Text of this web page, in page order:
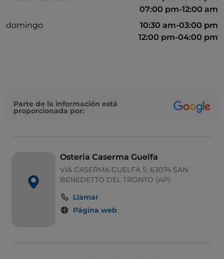
07:00 pm-12:00 am
domingo
10:30 am-03:00 pm
12:00 pm-04:00 pm
Parte de la información está
proporcionada por:
Osteria Caserma Guelfa
VIA CASERMA GUELFA 5, 63074 SAN
BENEDETTO DEL TRONTO (AP)
Llamar
Página web